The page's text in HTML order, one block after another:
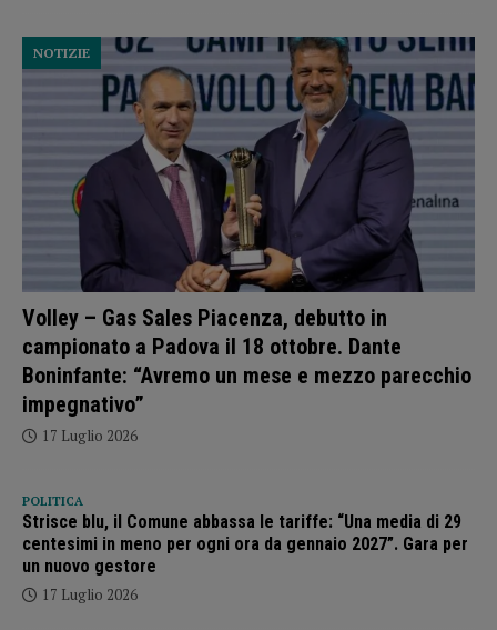
Volley – Gas Sales Piacenza, debutto in
campionato a Padova il 18 ottobre. Dante
Boninfante: “Avremo un mese e mezzo parecchio
impegnativo”
NOTIZIE
17 Luglio 2026
POLITICA
Strisce blu, il Comune abbassa le tariffe: “Una media di 29
centesimi in meno per ogni ora da gennaio 2027”. Gara per
un nuovo gestore
17 Luglio 2026